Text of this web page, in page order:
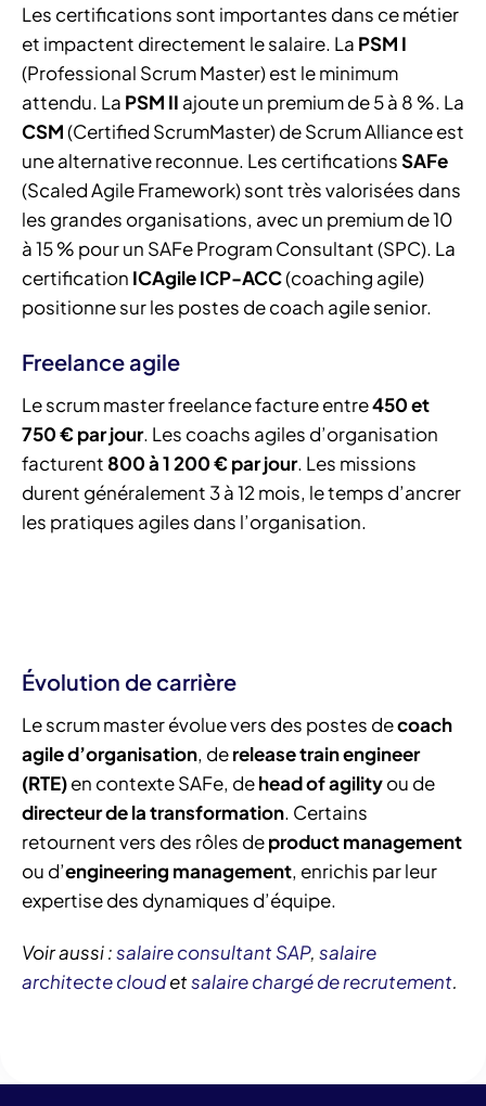
Les certifications sont importantes dans ce métier
et impactent directement le salaire. La PSM I
(Professional Scrum Master) est le minimum
attendu. La PSM II ajoute un premium de 5 à 8 %. La
CSM(Certified ScrumMaster) de Scrum Alliance est
une alternative reconnue. Les certificationsSAFe
(Scaled Agile Framework) sont très valorisées dans
les grandes organisations, avec un premium de 10
à 15 % pour un SAFe Program Consultant (SPC). La
certification ICAgile ICP-ACC(coaching agile)
positionne sur les postes de coach agile senior.
Freelance agile
Le scrum master freelance facture entre450 et
750 € par jour. Les coachs agiles d’organisation
facturent 800 à 1 200 € par jour. Les missions
durent généralement 3 à 12 mois, le temps d’ancrer
les pratiques agiles dans l’organisation.
Évolution de carrière
Le scrum master évolue vers des postes decoach
agile d’organisation, derelease train engineer
(RTE)en contexte SAFe, dehead of agilityou de
directeur de la transformation. Certains
retournent vers des rôles deproduct management
ou d’engineering management, enrichis par leur
expertise des dynamiques d’équipe.
Voir aussi :salaire consultant SAP, salaire
architecte cloudetsalaire chargé de recrutement.